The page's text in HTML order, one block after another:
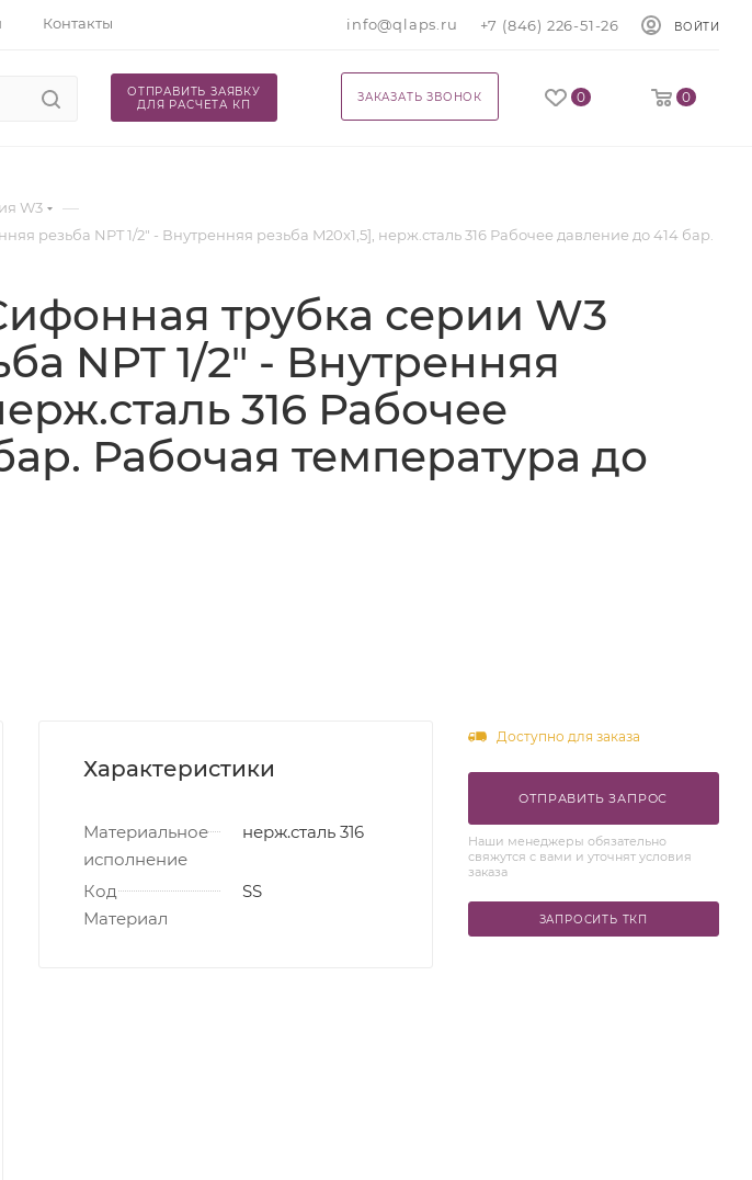
Контакты info@qlaps.ru +7 (846) 226-51-26 ВОЙТИ
0 0
ЗАКАЗАТЬ ЗВОНОК
ОТПРАВИТЬ ЗАЯВКУ
ДЛЯ РАСЧЕТА КП
W3 —
резьба NPT 1/2" - Внутренняя резьба M20x1,5], нерж.сталь 316 Рабочее давление до 414 бар.
трубка серии W3
NPT 1/2" - Внутренняя
316 Рабочее
Рабочая температура до
Характеристики
Материальное
исполнение
нерж.сталь 316
Код
Материал
SS
Доступно для заказа
ОТПРАВИТЬ ЗАПРОС
Наши менеджеры обязательно
свяжутся с вами и уточнят условия
заказа
ЗАПРОСИТЬ ТКП